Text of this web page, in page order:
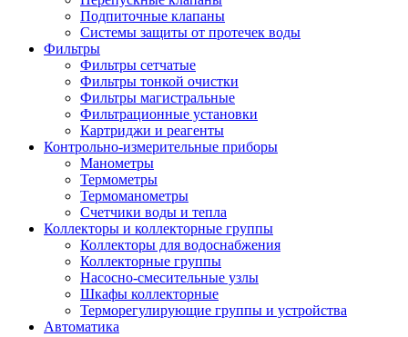
Подпиточные клапаны
Системы защиты от протечек воды
Фильтры
Фильтры сетчатые
Фильтры тонкой очистки
Фильтры магистральные
Фильтрационные установки
Картриджи и реагенты
Контрольно-измерительные приборы
Манометры
Термометры
Термоманометры
Счетчики воды и тепла
Коллекторы и коллекторные группы
Коллекторы для водоснабжения
Коллекторные группы
Насосно-смесительные узлы
Шкафы коллекторные
Терморегулирующие группы и устройства
Автоматика